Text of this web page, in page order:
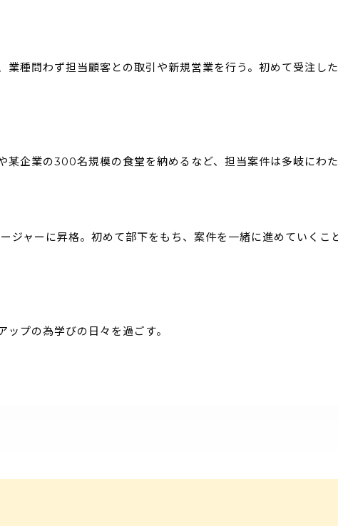
種問わず担当顧客との取引や新規営業を行う。初めて受注し
某企業の300名規模の食堂を納めるなど、担当案件は多岐にわた
ジャーに昇格。初めて部下をもち、案件を一緒に進めていくこ
プの為学びの日々を過ごす。